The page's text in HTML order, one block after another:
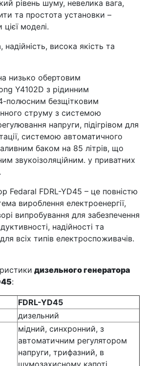
рівень шуму, невелика вага,
та простота установки –
моделі.
висока якість та
низько обертовим
Y4102D з рідинним
полюсним безщітковим
струму з системою
напруги, підігрівом для
системою автоматичного
баком на 85 літрів, що
звукоізоляційним. у приватних
Fedaral FDRL-YD45 – це повністю
вироблення електроенергії,
випробування для забезпечення
надійності та
всіх типів електроспоживачів.
дизельного генератора
:
FDRL-YD45
дизельний
мідний, синхронний, з
автоматичним регулятором
напруги, трифазний, в
шумозахисному капоті